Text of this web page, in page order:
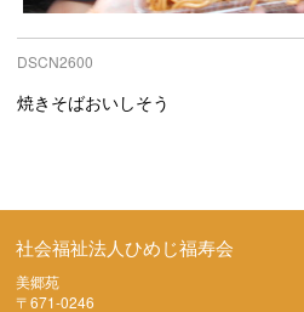
DSCN2600
焼きそばおいしそう
社会福祉法人ひめじ福寿会
美郷苑
〒671-0246